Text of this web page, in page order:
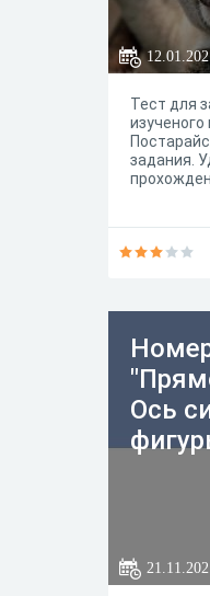
Тест для
изученого
задания.
Ось